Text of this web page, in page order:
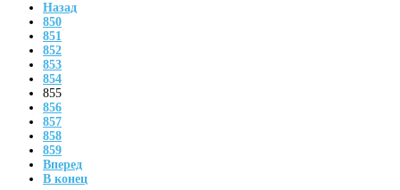
Назад
850
851
852
853
854
855
856
857
858
859
Вперед
В конец